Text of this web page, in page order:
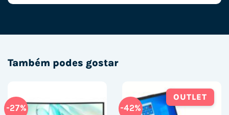
Também podes gostar
-27% -42%
OUTLET